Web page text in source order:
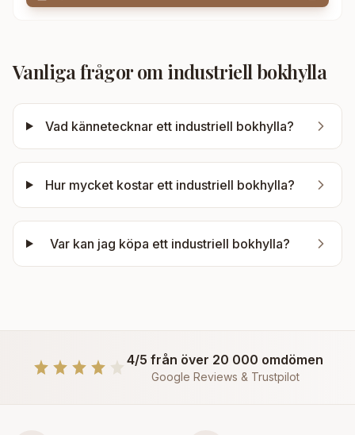
Vanliga frågor om industriell bokhylla
Vad kännetecknar ett industriell bokhylla?
Hur mycket kostar ett industriell bokhylla?
Var kan jag köpa ett industriell bokhylla?
4/5 från över 20 000 omdömen
Google Reviews & Trustpilot